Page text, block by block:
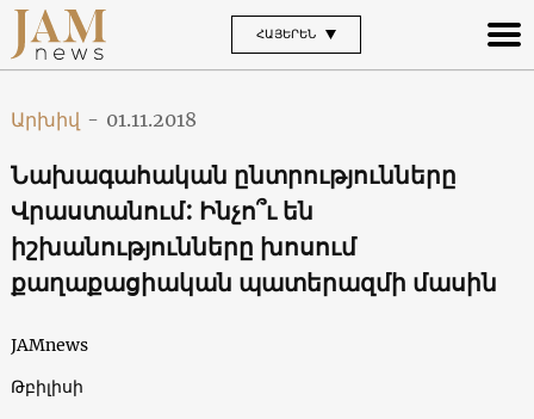
ՀԱՅԵՐԵՆ
Արխիվ - 01.11.2018
Նախագահական ընտրությունները
Վրաստանում: Ինչո՞ւ են
իշխանությունները խոսում
քաղաքացիական պատերազմի մասին
JAMnews
Թբիլիսի